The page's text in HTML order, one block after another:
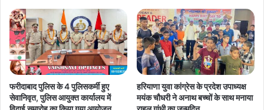
फरीदाबाद पुलिस के 4 पुलिसकर्मी हुए
सेवानिवृत, पुलिस आयुक्त कार्यालय में
हरियाणा युवा कांग्रेस के प्रदेश उपाध्यक्ष
मयंक चौधरी ने अनाथ बच्चों के साथ मनाया